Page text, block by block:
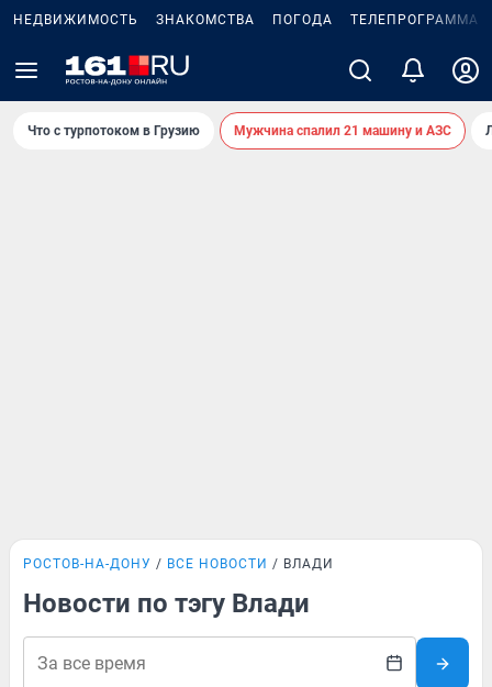
НЕДВИЖИМОСТЬ ЗНАКОМСТВА ПОГОДА ТЕЛЕПРОГРАММА
Что с турпотоком в Грузию Мужчина спалил 21 машину и АЗС
РОСТОВ-НА-ДОНУ ВСЕ НОВОСТИ ВЛАДИ
Новости по тэгу Влади